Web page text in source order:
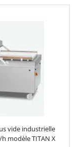
vide industrielle
modèle TITAN X